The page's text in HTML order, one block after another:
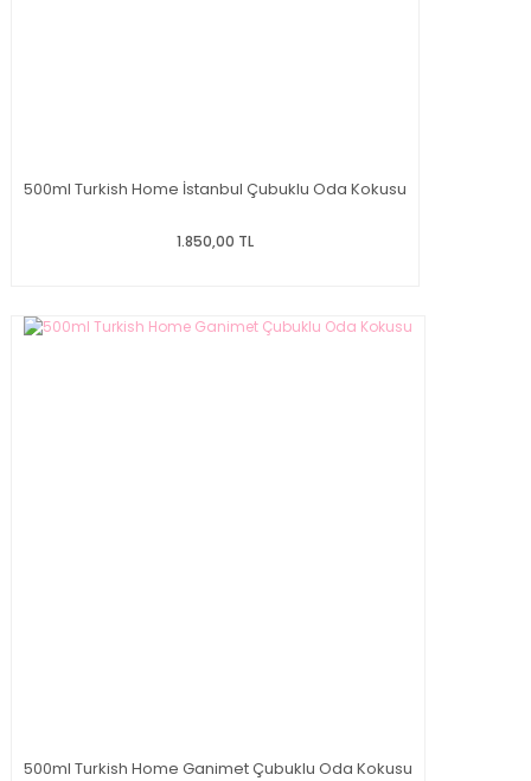
500ml Turkish Home İstanbul Çubuklu Oda Kokusu
1.850,00 TL
500ml Turkish Home Ganimet Çubuklu Oda Kokusu